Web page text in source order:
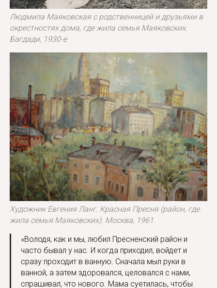
Людмила Маяковская с родственницей и друзьями в
окрестностях дома, где жила семья Маяковских.
Багдади, 1930-е
Художник Евгения Ланг. Красная Пресня (район, где
жила семья Маяковских). Москва, 1961
«Володя, как и мы, любил Пресненский район и
часто бывал у нас. И когда приходил, войдет и
сразу проходит в ванную. Сначала мыл руки в
ванной, а затем здоровался, целовался с нами,
спрашивал, что нового. Мама суетилась, чтобы